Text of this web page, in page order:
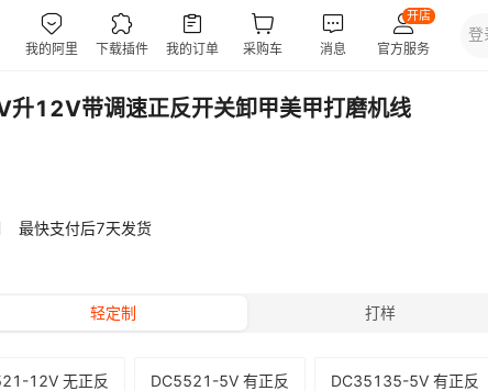
12V带调速正反开关卸甲美甲打磨机线
最快支付后7天发货
轻定制 打样
12V 无正反 DC5521-5V 有正反 DC35135-5V 有正反